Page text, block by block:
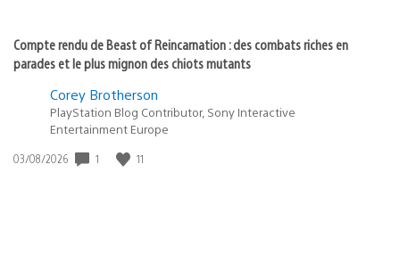
Compte rendu de Beast of Reincarnation : des combats riches en
parades et le plus mignon des chiots mutants
Corey Brotherson
PlayStation Blog Contributor, Sony Interactive
Entertainment Europe
Date
03/08/2026 1 11